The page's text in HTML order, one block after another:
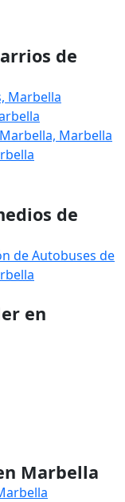
de
Marbella
Marbella
de
de Autobuses de
en
Marbella